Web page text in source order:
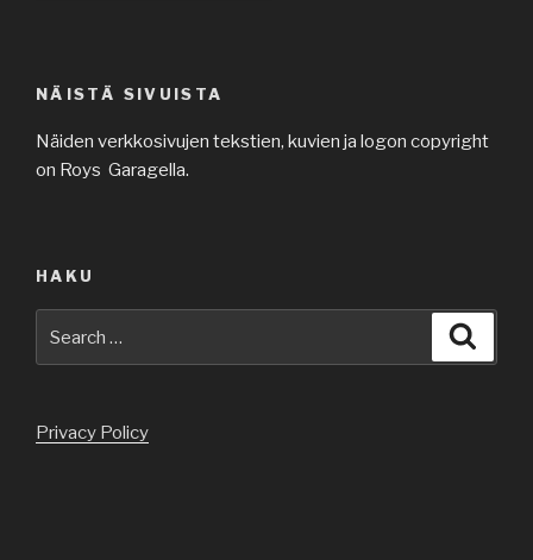
NÄISTÄ SIVUISTA
Näiden verkkosivujen tekstien, kuvien ja logon copyright
on Roys Garagella.
HAKU
Privacy Policy